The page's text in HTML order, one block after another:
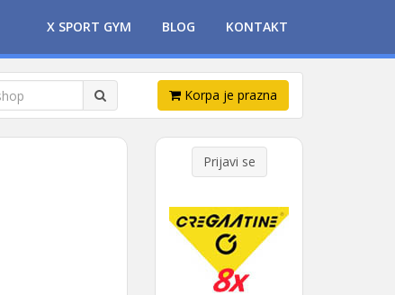
X SPORT GYM BLOG KONTAKT
Korpa je prazna
Prijavi se